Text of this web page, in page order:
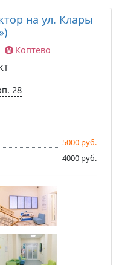
на ул. Клары
Коптево
28
5000 руб.
4000 руб.